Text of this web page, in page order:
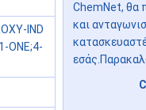
IND
ONE;4-
ChemNet, θα
και